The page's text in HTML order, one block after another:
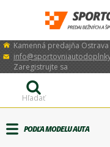
Kamenná predajňa
Zaregistrujte sa
Hľadať
PODĽA MODELU AUTA